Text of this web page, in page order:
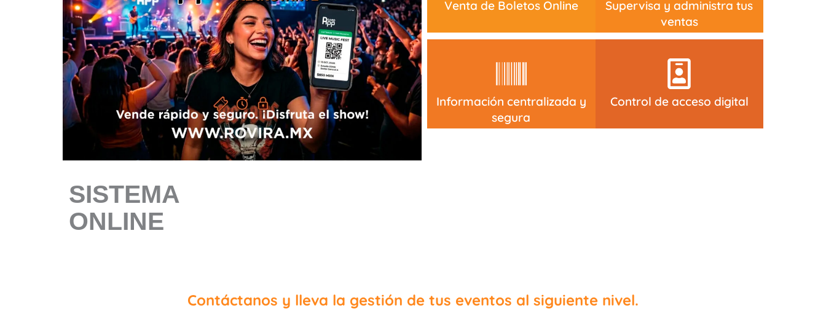
Venta de Boletos Online
Supervisa y administra tus
ventas
Información centralizada y
segura
Control de acceso digital
SISTEMA
ONLINE
Contáctanos y lleva la gestión de tus eventos al siguiente nivel.